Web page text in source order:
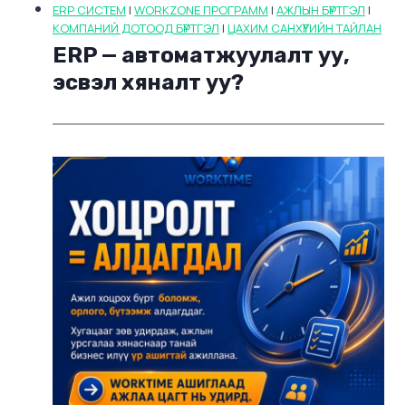
ERP СИСТЕМ | WORKZONE ПРОГРАММ | АЖЛЫН БҮРТГЭЛ |
КОМПАНИЙ ДОТООД БҮРТГЭЛ | ЦАХИМ САНХҮҮГИЙН ТАЙЛАН
ERP — автоматжуулалт уу,
эсвэл хяналт уу?